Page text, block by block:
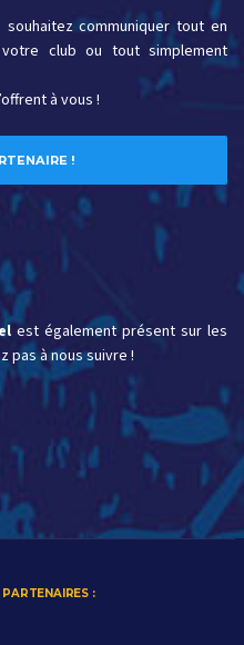
communiquer tout en
club ou tout simplement
à vous !
!
est également présent sur les
pas à nous suivre !
: